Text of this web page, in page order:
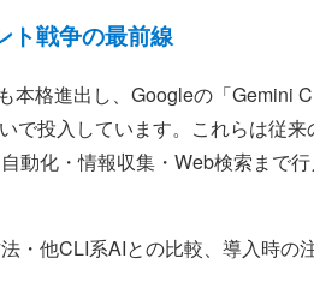
ト戦争の最前線
本格進出し、Googleの「Gemini
で投入しています。これらは従
動化・情報収集・Web検索まで
・他CLI系AIとの比較、導入時の